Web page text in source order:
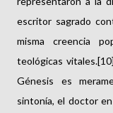
escritor sagrado
misma creencia
teológicas
Génesis es
sintonía, el doctor